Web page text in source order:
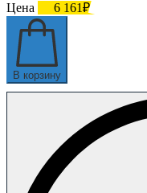
Цена
6 161₽
В корзину